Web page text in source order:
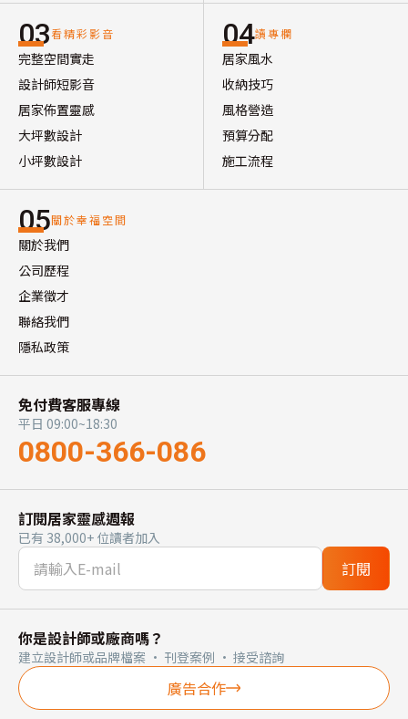
03看精彩影音
完整空間實走
設計師短影音
居家佈置靈感
大坪數設計
小坪數設計
04讀專欄
居家風水
收納技巧
風格營造
預算分配
施工流程
05關於幸福空間
關於我們
公司歷程
企業徵才
聯絡我們
隱私政策
免付費客服專線
平日 09:00~18:30
0800-366-086
訂閱居家靈感週報
已有 38,000+ 位讀者加入
訂閱
你是設計師或廠商嗎？
建立設計師或品牌檔案 · 刊登案例 · 接受諮詢
廣告合作